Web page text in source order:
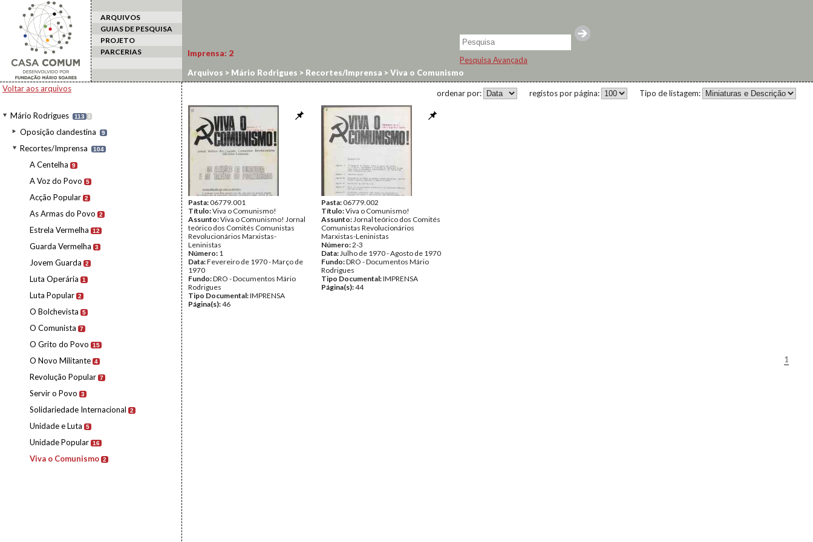
ARQUIVOS
GUIAS DE PESQUISA
PROJETO
PARCERIAS
Pesquisa Avançada
Voltar aos arquivos
Mário Rodrigues 113 I
Oposição clandestina 9
Recortes/Imprensa 104
A Centelha 9
A Voz do Povo 5
Acção Popular 2
As Armas do Povo 2
Estrela Vermelha 12
Guarda Vermelha 3
Jovem Guarda 2
Luta Operária 1
Luta Popular 2
O Bolchevista 5
O Comunista 7
O Grito do Povo 15
O Novo Militante 4
Revolução Popular 7
Servir o Povo 3
Solidariedade Internacional 2
Unidade e Luta 5
Unidade Popular 16
Viva o Comunismo 2
Imprensa: 2
Arquivos > Mário Rodrigues > Recortes/Imprensa >Viva o Comunismo
Tipo de listagem:
registos por página:
ordenar por:
Pasta:06779.001
Título:Viva o Comunismo!
Assunto:Viva o Comunismo! Jornal
teórico dos Comités Comunistas
Revolucionários Marxistas-
Leninistas
Número: 1
Data:Fevereiro de 1970 - Março de
1970
Fundo:DRO - Documentos Mário
Rodrigues
Tipo Documental:IMPRENSA
Página(s):46
Pasta:06779.002
Título:Viva o Comunismo!
Assunto:Jornal teórico dos Comités
Comunistas Revolucionários
Marxistas-Leninistas
Número:2-3
Data:Julho de 1970 - Agosto de 1970
Fundo:DRO - Documentos Mário
Rodrigues
Tipo Documental:IMPRENSA
Página(s):44
1